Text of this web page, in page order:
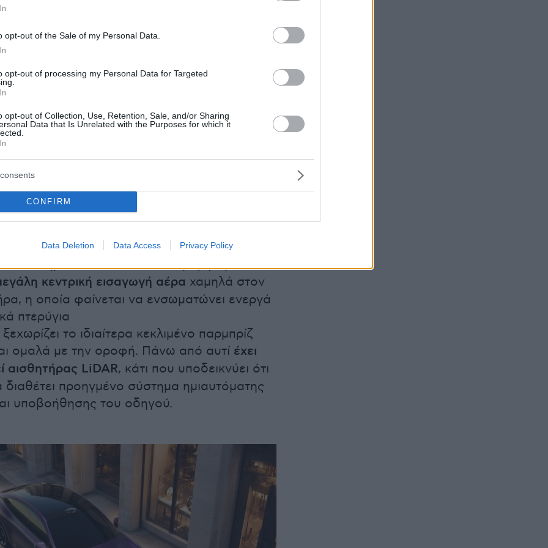
opt-out of the Sale of my Personal Data.
opt-out of processing my Personal Data for Targeted
opt-out of Collection, Use, Retention, Sale, and/or Sharing
Data that Is Unrelated with the Purposes for which it
CONFIRM
Data Deletion Data Access Privacy Policy
του αμαξώματος του MG 07 με την Taycan
τόσο στο εμπρός όσο και στο πίσω
Μόνοη καμπύλη της οροφής το κάνει να
και να είναι πιο στρογγυλοποιημένο,
χαρακτηριστικότερα στοιχεία του είναι τα
σε σχήμα «C», το έντονα διαμορφωμένο
κεντρική εισαγωγή αέρα χαμηλά στον
η οποία φαίνεται να ενσωματώνει ενεργά
πτερύγια
το ιδιαίτερα κεκλιμένο παρμπρίζ
ομαλά με την οροφή. Πάνω από αυτί έχει
αισθητήρας LiDAR, κάτι που υποδεικνύει ότι
διαθέτει προηγμένο σύστημα ημιαυτόματης
υποβοήθησης του οδηγού.